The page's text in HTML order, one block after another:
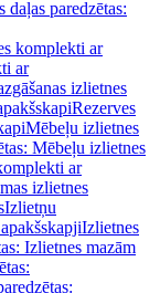
daļas paredzētas:
komplekti ar
ar
izlietnes
Rezerves
Mēbeļu izlietnes
Mēbeļu izlietnes
ar
izlietnes
Izlietņu
Izlietnes
Izlietnes mazām